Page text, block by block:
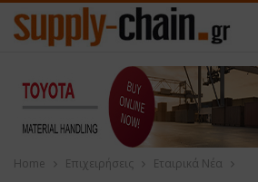
Home Επιχειρήσεις Εταιρικά Νέα